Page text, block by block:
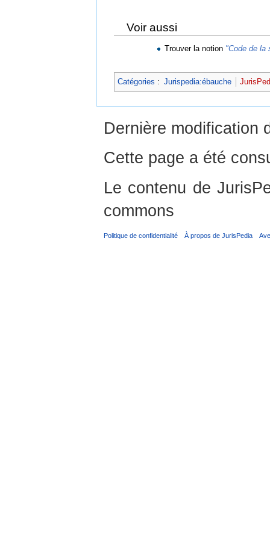
Voir aussi
Trouver la notion "Code de la
Catégories : Jurispedia:ébauche
Dernière modification
Cette page a été
Le contenu de
commons
Politique de confidentialité À propos de JurisPedia